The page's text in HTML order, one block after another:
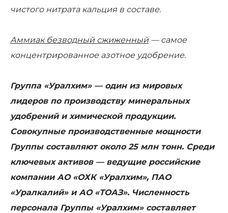
чистого нитрата кальция в составе.
Аммиак безводный сжиженный— самое
концентрированное азотное удобрение.
Группа «Уралхим» — один из мировых
лидеров по производству минеральных
удобрений и химической продукции.
Совокупные производственные мощности
Группы составляют около 25 млн тонн. Среди
ключевых активов — ведущие российские
компании АО «ОХК «Уралхим», ПАО
«Уралкалий» и АО «ТОАЗ». Численность
персонала Группы «Уралхим» составляет